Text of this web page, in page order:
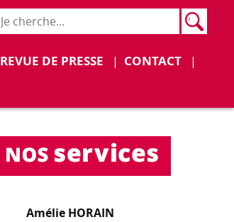
REVUE DE PRESSE
CONTACT
Amélie HORAIN